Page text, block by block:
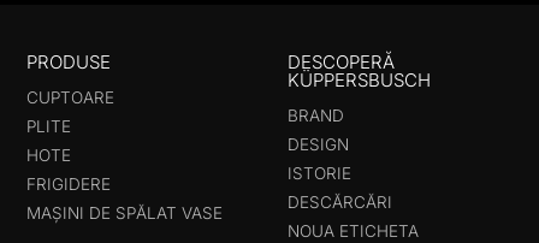
PRODUSE
CUPTOARE
PLITE
HOTE
FRIGIDERE
MAȘINI DE SPĂLAT VASE
DESCOPERĂ
KÜPPERSBUSCH
BRAND
DESIGN
ISTORIE
DESCĂRCĂRI
NOUA ETICHETA